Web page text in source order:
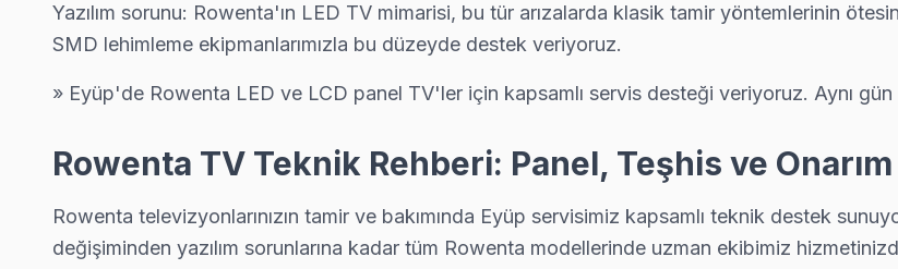
Yazılım sorunu: Rowenta'ın LED TV mimarisi, bu tür arızalarda klasik tamir yöntemlerinin
SMD lehimleme ekipmanlarımızla bu düzeyde destek veriyoruz.
» Eyüp'de Rowenta LED ve LCD panel TV'ler için kapsamlı servis desteği veriyoruz. Aynı
Rowenta TV Teknik Rehberi: Panel, Teşhis ve
Rowenta televizyonlarınızın tamir ve bakımında Eyüp servisimiz kapsamlı teknik destek
değişiminden yazılım sorunlarına kadar tüm Rowenta modellerinde uzman ekibimiz